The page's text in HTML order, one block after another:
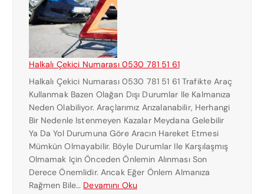
N
E
K
S
P
R
E
S
Ç
E
K
I
C
I
K
Halkalı Çekici Numarası 0530 781 51 61
Halkalı Çekici Numarası 0530 781 51 61 Trafikte Araç
Kullanmak Bazen Olağan Dışı Durumlar Ile Kalmanıza
Neden Olabiliyor. Araçlarımız Arızalanabilir, Herhangi
Bir Nedenle Istenmeyen Kazalar Meydana Gelebilir
Ya Da Yol Durumuna Göre Aracın Hareket Etmesi
Mümkün Olmayabilir. Böyle Durumlar Ile Karşılaşmış
Olmamak Için Önceden Önlemin Alınması Son
Derece Önemlidir. Ancak Eğer Önlem Almanıza
Rağmen Bile… Devamını Oku: